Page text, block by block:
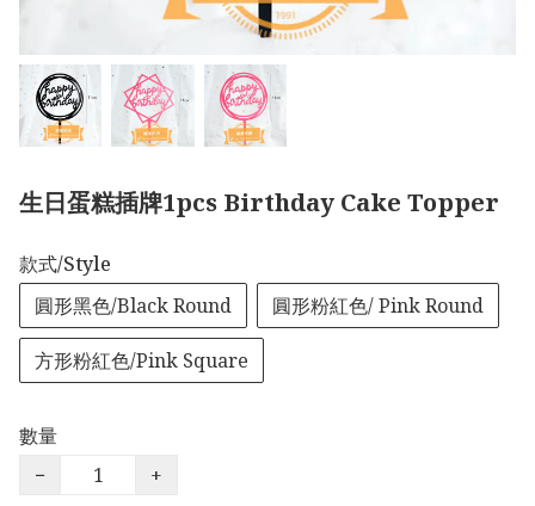
生日蛋糕插牌1pcs Birthday Cake Topper
款式/Style
圓形黑色/Black Round
圓形粉紅色/ Pink Round
方形粉紅色/Pink Square
數量
−
+